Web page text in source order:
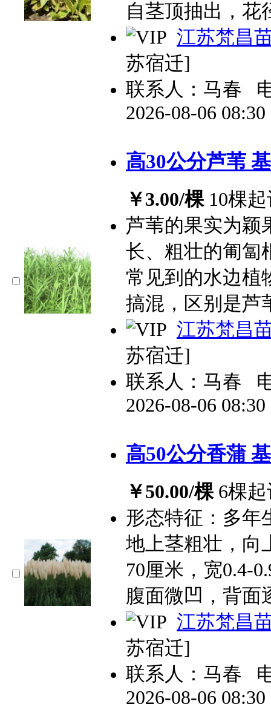
自茎顶抽出，花
江苏梵昌
苏宿迁]
联系人：马春
2026-08-06
高30公分芦苇
￥3.00/棵 10棵
芦苇的果实为颖
长、粗壮的匍匐
常见到的水边植
搞混，区别是芦
江苏梵昌
苏宿迁]
联系人：马春
2026-08-06
高50公分香蒲
￥50.00/棵 6棵
形态特征：多年
地上茎粗壮，向
70厘米，宽0.4-
腹面微凹，背面
江苏梵昌
苏宿迁]
联系人：马春
2026-08-06